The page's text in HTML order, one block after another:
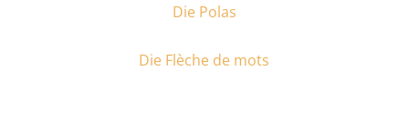
Die Polas
Die Flèche de mots